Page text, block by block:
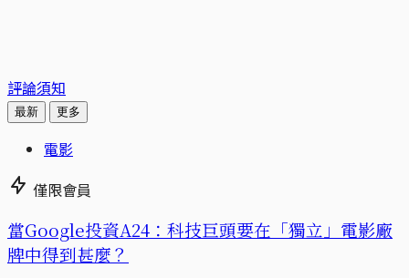
評論須知
最新 更多
電影
僅限會員
當Google投資A24：科技巨頭要在「獨立」電影廠
牌中得到甚麼？